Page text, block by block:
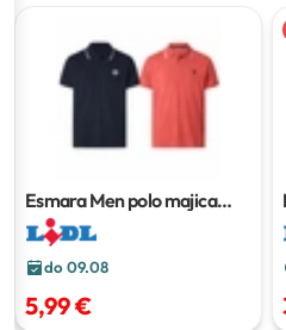
Esmara Men polo majica
Komad
do 09.08
5,99 €